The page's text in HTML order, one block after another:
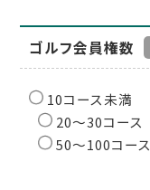
ゴルフ会員権数
10コース未満
20〜30コース
50〜100コース